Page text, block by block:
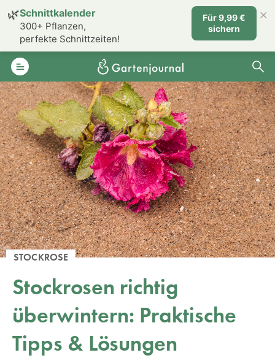
STOCKROSE
Stockrosen richtig
überwintern: Praktische
Tipps & Lösungen
🌿Schnittkalender
300+ Pflanzen,
perfekte Schnittzeiten!
Für 9,99 €
sichern
×